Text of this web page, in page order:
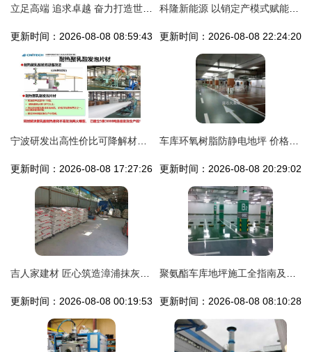
更新时间：2026-08-08 08:59:43 更新时间：2026-08-08 22:24:20
更新时间：2026-08-08 17:27:26 更新时间：2026-08-08 20:29:02
更新时间：2026-08-08 00:19:53 更新时间：2026-08-08 08:10:28